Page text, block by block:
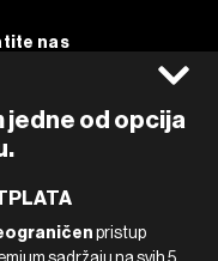
jedne od opcija
pristup
nas